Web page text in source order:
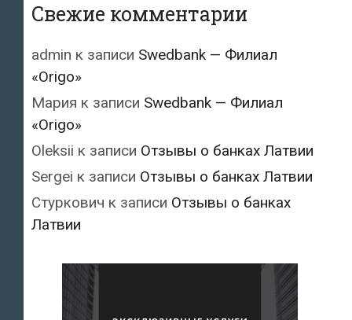
Свежие комментарии
admin к записи Swedbank — Филиал
«Origo»
Мария к записи Swedbank — Филиал
«Origo»
Oleksii к записи Отзывы о банках Латвии
Sergei к записи Отзывы о банках Латвии
Стуркович к записи Отзывы о банках
Латвии